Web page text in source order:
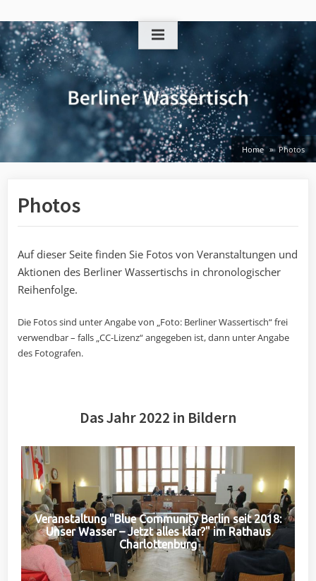
to
content
Home Photos
Photos
Auf dieser Seite finden Sie Fotos von Veranstaltungen und
Aktionen des Berliner Wassertischs in chronologischer
Reihenfolge.
Die Fotos sind unter Angabe von „Foto: Berliner Wassertisch“ frei
verwendbar – falls „CC-Lizenz“ angegeben ist, dann unter Angabe
des Fotografen.
Das Jahr 2022 in Bildern
Veranstaltung "Blue Community Berlin seit 2018:
Unser Wasser – Jetzt alles klar?" im Rathaus
Charlottenburg